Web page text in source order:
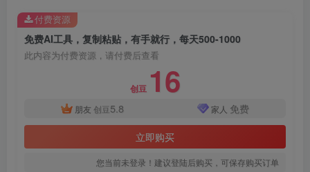
免费AI工具，复制粘贴，有手就行，每天500-1000
此内容为付费资源，请付费后查看
创豆 16
朋友 创豆 5.8 家人 免费
立即购买
您当前未登录！建议登陆后购买，可保存购买订单
付费资源